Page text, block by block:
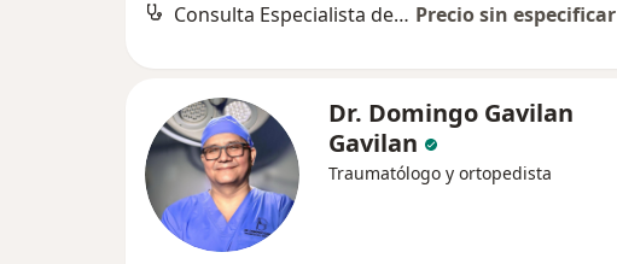
Consulta Especialista de Traumatologia Precio sin especificar
Dr. Domingo Gavilan
Gavilan
Traumatólogo y ortopedista